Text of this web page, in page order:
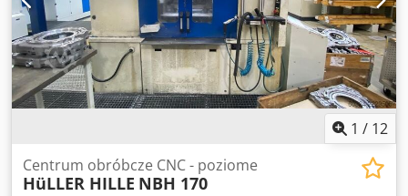
1 / 12
Centrum obróbcze CNC - poziome
HüLLER HILLE NBH 170